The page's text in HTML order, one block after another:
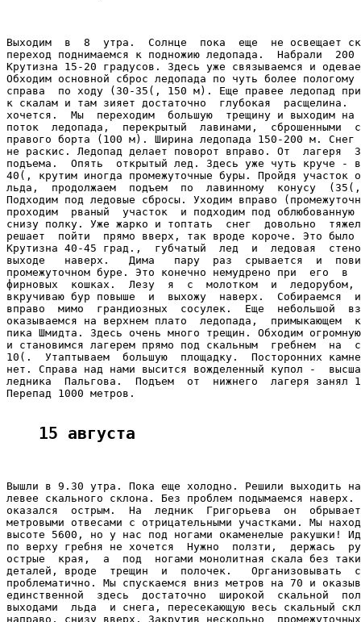
Выходим  в  8  утра.  Солнце  пока  еще  не освещает
переход поднимаемся к подножию ледопада.  Набрали
Крутизна 15-20 градусов. Здесь уже связываемся и
Обходим основной сброс ледопада по чуть более пологому
справа  по ходу (30-35(, 150 м). Еще правее ледопад
к скалам и там зияет достаточно  глубокая  расщелина.
хочется.  Мы  переходим  большую  трещину и выходим на
поток  ледопада,  перекрытый  лавинами,  сброшенными
правого борта (100 м). Ширина ледопада 150-200 м. Снег
не раскис. Ледопад делает поворот вправо. От  лагеря
подъема.  Опять  открытый лед. Здесь уже чуть круче - в
40(, крутим иногда промежуточные буры. Пройдя участок
льда,  продолжаем  подъем  по  лавинному  конусу
Подходим под ледовые сбросы. Уходим вправо
проходим  рваный  участок  и подходим под облюбованную
снизу полку. Уже жарко и топтать  снег  довольно
решает  пойти  прямо вверх, так вроде короче. Это было
Крутизна 40-45 град.,  губчатый  лед  и  ледовая
выходе   наверх.   Дима   пару  раз  срывается  и
промежуточном буре. Это конечно немудрено при  его  в
фирновых  кошках.  Лезу  я  с  молотком  и  ледорубом,
вкручиваю бур повыше  и  выхожу  наверх.  Собираемся
вправо  мимо  грандиозных  сосулек.  Еще  небольшой
оказываемся на верхнем плато  ледопада,  примыкающем
пика Шмидта. Здесь очень много трещин. Обходим
и становимся лагерем прямо под скальным  гребнем  на
10(.  Утаптываем  большую  площадку.  Посторонних
нет. Справа над нами высится вожделенный купол -
ледника  Пальгова.  Подъем  от  нижнего  лагеря занял
Перепад 1000 метров.
15 августа
Вышли в 9.30 утра. Пока еще холодно. Решили выходить
левее скального склона. Без проблем подымаемся наверх.
оказался  острым.  На  ледник  Григорьева  он
метровыми отвесами с отрицательными участками. Мы
высоте 5600, но у нас под ногами окаменелые ракушки!
по верху гребня не хочется  Нужно  ползти,  держась
острые  края,  а  под  ногами монолитная скала без
деталей, вроде  трещин  и  полочек.   Организовывать
проблематично. Мы спускаемся вниз метров на 70 и
единственной  здесь  достаточно  широкой  скальной
выходами  льда  и снега, пересекающую весь скальный
направо, снизу вверх. Закрутив нескольно